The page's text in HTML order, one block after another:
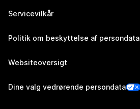
Servicevilkår
Politik om beskyttelse af persondata
Websiteoversigt
Dine valg vedrørende persondata